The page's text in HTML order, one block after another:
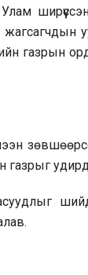
газрын
газрыг